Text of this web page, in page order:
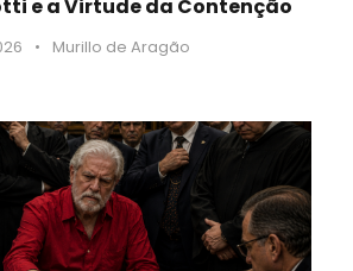
e a Virtude da Contenção
• Murillo de Aragão